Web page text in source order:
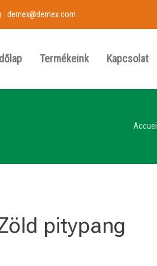
demex@demex.com
Termékeink Kapcsolat
Accueil
pitypang